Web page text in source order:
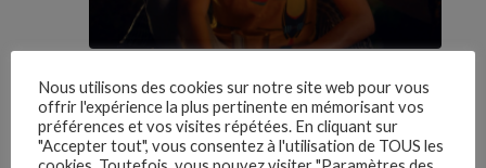
écouter le discours
‘’Nous avons accordé le prix à un film qui nous a
Nous utilisons des cookies sur notre site web pour vous
offrir l'expérience la plus pertinente en mémorisant vos
préférences et vos visites répétées. En cliquant sur
"Accepter tout", vous consentez à l'utilisation de TOUS les